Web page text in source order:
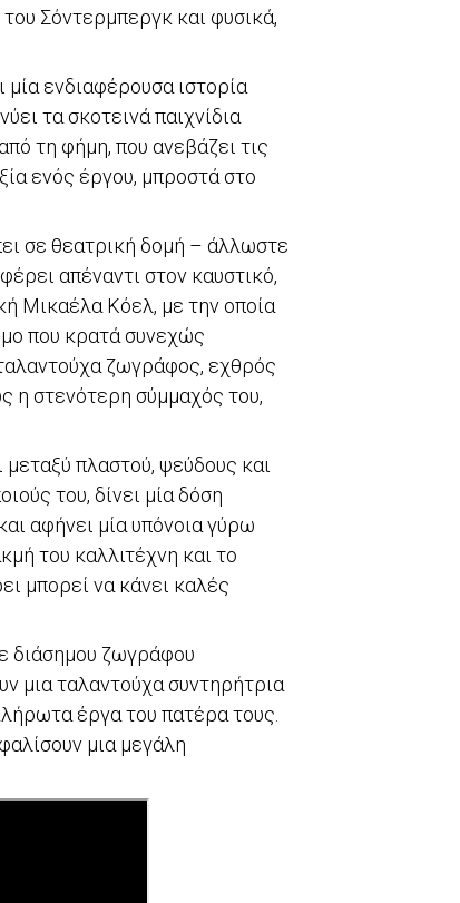
Σόντερμπεργκ και φυσικά,
ενδιαφέρουσα ιστορία
τα σκοτεινά παιχνίδια
τη φήμη, που ανεβάζει τις
ενός έργου, μπροστά στο
σε θεατρική δομή – άλλωστε
απέναντι στον καυστικό,
Μικαέλα Κόελ, με την οποία
που κρατά συνεχώς
ζωγράφος, εχθρός
η στενότερη σύμμαχός του,
πλαστού, ψεύδους και
του, δίνει μία δόση
αφήνει μία υπόνοια γύρω
του καλλιτέχνη και το
μπορεί να κάνει καλές
διάσημου ζωγράφου
μια ταλαντούχα συντηρήτρια
έργα του πατέρα τους.
μια μεγάλη